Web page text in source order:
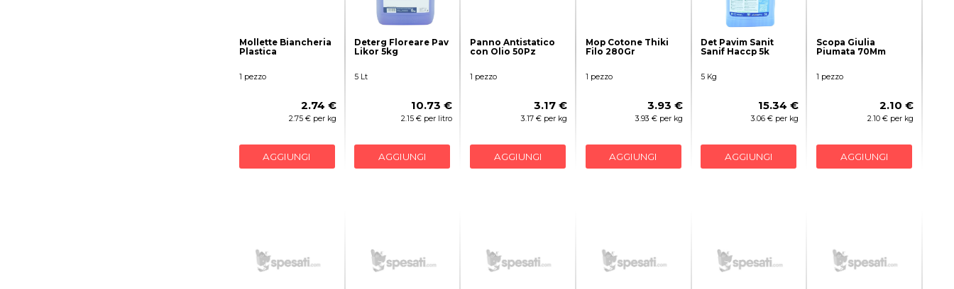
Mollette Biancheria
Plastica
1 pezzo
2.74 €
2.75 € per kg
AGGIUNGI
Deterg Floreare Pav
Likor 5kg
5 Lt
10.73 €
2.15 € per litro
AGGIUNGI
Panno Antistatico
con Olio 50Pz
1 pezzo
3.17 €
3.17 € per kg
AGGIUNGI
Mop Cotone Thiki
Filo 280Gr
1 pezzo
3.93 €
3.93 € per kg
AGGIUNGI
Det Pavim Sanit
Sanif Haccp 5k
5 Kg
15.34 €
3.06 € per kg
AGGIUNGI
Scopa Giulia
Piumata 70Mm
1 pezzo
2.10 €
2.10 € per kg
AGGIUNGI